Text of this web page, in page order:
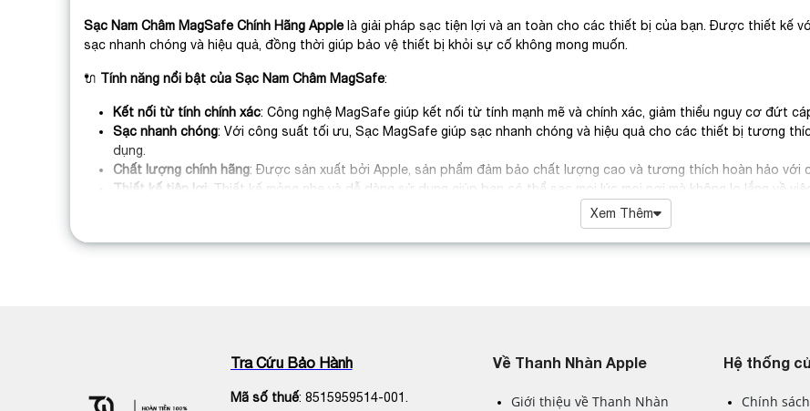
Sạc Nam Châm MagSafe Chính Hãng Applelà giải pháp sạc tiện lợi và an toàn cho các thiết bị của bạn. Được thiết kế
sạc nhanh chóng và hiệu quả, đồng thời giúp bảo vệ thiết bị khỏi sự cố không mong muốn.
🔌 Tính năng nổi bật của Sạc Nam Châm MagSafe:
Kết nối từ tính chính xác: Công nghệ MagSafe giúp kết nối từ tính mạnh mẽ và chính xác, giảm thiểu nguy cơ đứt
Sạc nhanh chóng: Với công suất tối ưu, Sạc MagSafe giúp sạc nhanh chóng và hiệu quả cho các thiết bị tương
dụng.
Chất lượng chính hãng: Được sản xuất bởi Apple, sản phẩm đảm bảo chất lượng cao và tương thích hoàn hảo với
Thiết kế tiện lợi : Thiết kế mỏng nhẹ và dễ dàng sử dụng giúp bạn có thể sạc mọi lúc mọi nơi mà không lo lắng về
: Sạc MagSafe tích hợp các tính năng bảo vệ an toàn, bao gồm chống quá tải và quá nhiệt, giúp
⚡Sạc Nam Châm MagSafe Chính Hãng Applelà phụ kiện không thể thiếu cho những ai sử dụng thiết bị Apple, mang
Xem Thêm
Tra Cứu Bảo Hành
Mã số thuế: 8515959514-001.
Về Thanh Nhàn Apple
Giới thiệu về Thanh Nhàn
Hệ thống
Chính